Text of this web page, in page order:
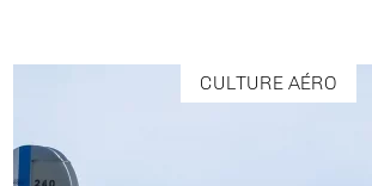
CULTURE AÉRO